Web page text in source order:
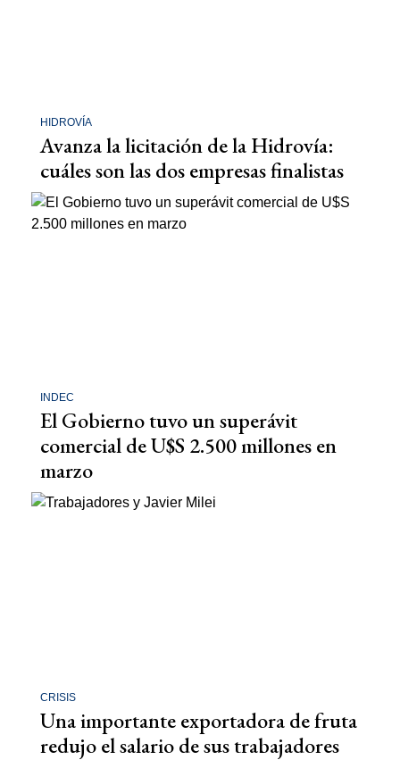
HIDROVÍA
Avanza la licitación de la Hidrovía:
cuáles son las dos empresas finalistas
INDEC
El Gobierno tuvo un superávit
comercial de U$S 2.500 millones en
marzo
CRISIS
Una importante exportadora de fruta
redujo el salario de sus trabajadores